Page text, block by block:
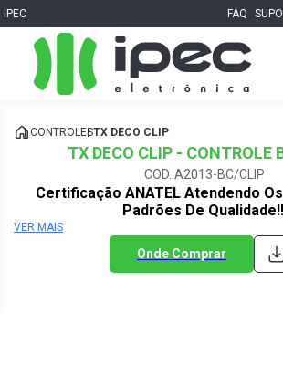
IPEC FAQ
CONTROLESTX DECO CLIP
TX DECO CLIP - CONTROLE
COD.:A2013-BC/CLIP
Certificação ANATEL Atendendo
Padrões De
VER MAIS
Onde Comprar